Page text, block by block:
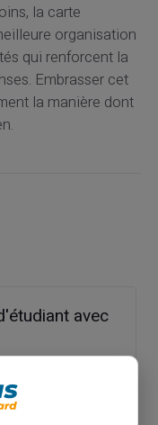
la carte
organisation
qui renforcent la
Embrasser cet
la manière dont
avec